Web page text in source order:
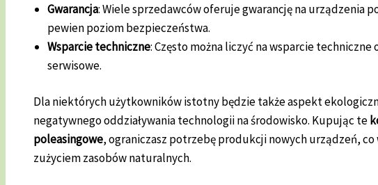
Gwarancja: Wiele sprzedawców oferuje gwarancję na urządzenia
pewien poziom bezpieczeństwa.
Wsparcie techniczne: Często można liczyć na wsparcie
serwisowe.
Dla niektórych użytkowników istotny będzie także aspekt
negatywnego oddziaływania technologii na środowisko. Kupując te
poleasingowe, ograniczasz potrzebę produkcji nowych urządzeń, co
zużyciem zasobów naturalnych.